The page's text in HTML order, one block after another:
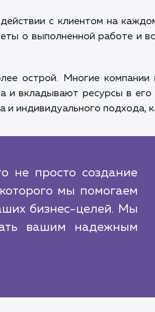
с клиентом на
о выполненной работе и
острой. Многие компании
и вкладывают ресурсы в
индивидуального подхода,
не просто создание
мы помогаем
бизнес-целей. Мы
вашим надежным